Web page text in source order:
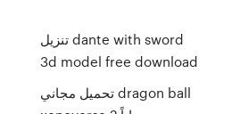
تنزيل dante with sword
3d model free download
تحميل مجاني dragon ball